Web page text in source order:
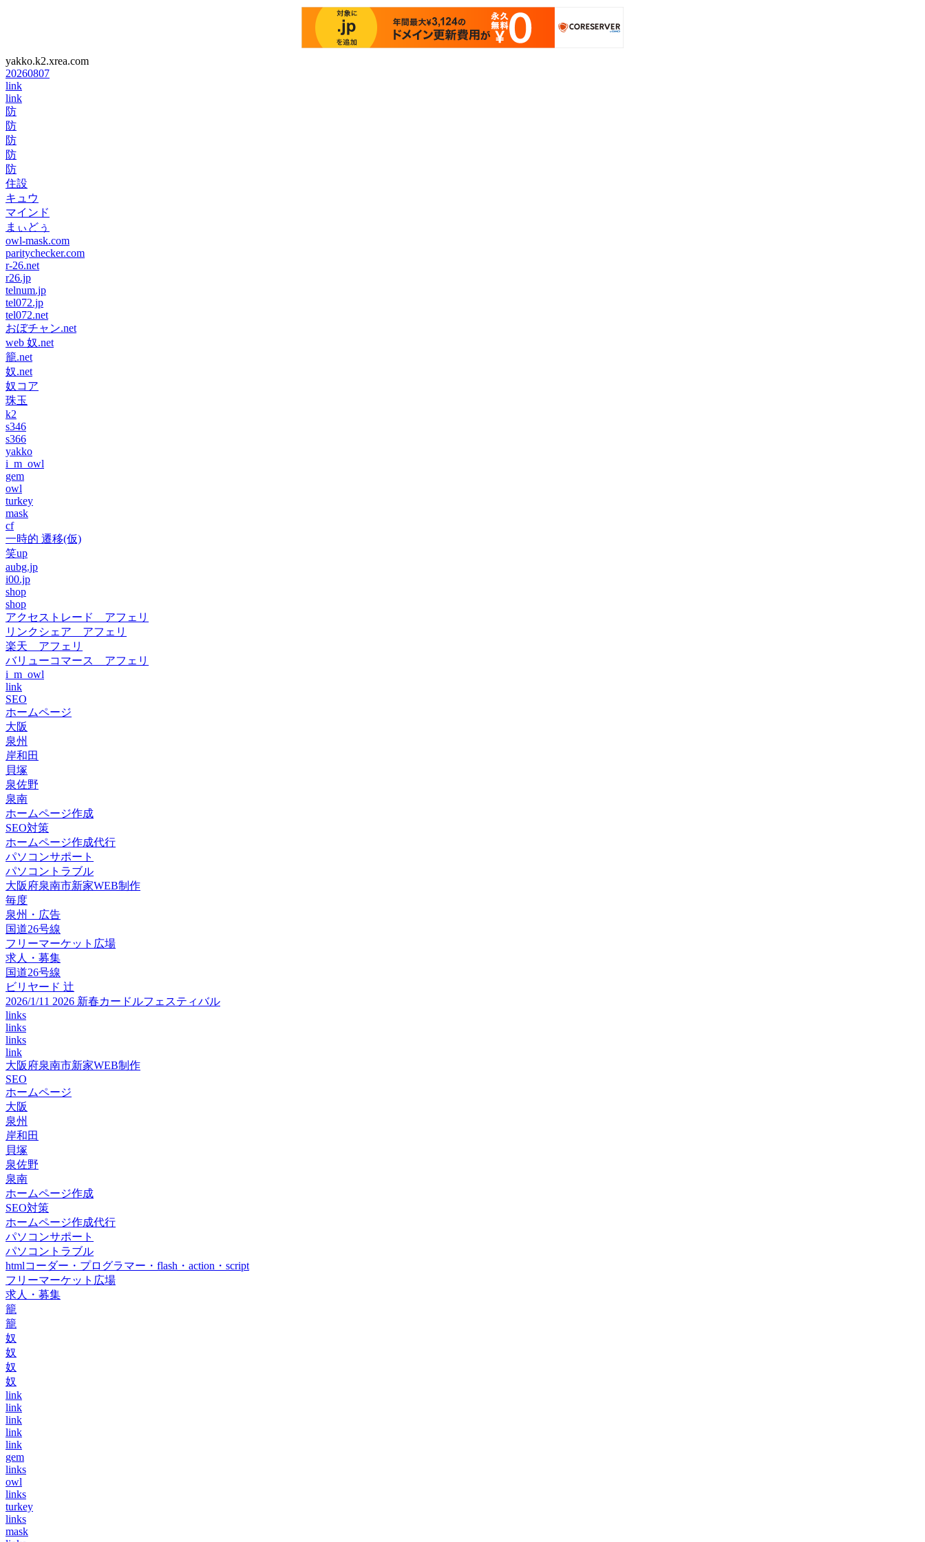
yakko.k2.xrea.com
20260807
link
link
防
防
防
防
防
住設
キュウ
マインド
まぃどぅ
owl-mask.com
paritychecker.com
r-26.net
r26.jp
telnum.jp
tel072.jp
tel072.net
おぼチャン.net
web 奴.net
籠.net
奴.net
奴コア
珠玉
k2
s346
s366
yakko
i_m_owl
gem
owl
turkey
mask
cf
一時的 遷移(仮)
笑up
aubg.jp
i00.jp
shop
shop
アクセストレード アフェリ
リンクシェア アフェリ
楽天 アフェリ
バリューコマース アフェリ
i_m_owl
link
SEO
ホームページ
大阪
泉州
岸和田
貝塚
泉佐野
泉南
ホームページ作成
SEO対策
ホームページ作成代行
パソコンサポート
パソコントラブル
大阪府泉南市新家WEB制作
毎度
泉州・広告
国道26号線
フリーマーケット広場
求人・募集
国道26号線
ビリヤード 辻
2026/1/11 2026 新春カードルフェスティバル
links
links
links
link
大阪府泉南市新家WEB制作
SEO
ホームページ
大阪
泉州
岸和田
貝塚
泉佐野
泉南
ホームページ作成
SEO対策
ホームページ作成代行
パソコンサポート
パソコントラブル
htmlコーダー・プログラマー・flash・action・script
フリーマーケット広場
求人・募集
籠
籠
奴
奴
奴
奴
link
link
link
link
link
gem
links
owl
links
turkey
links
mask